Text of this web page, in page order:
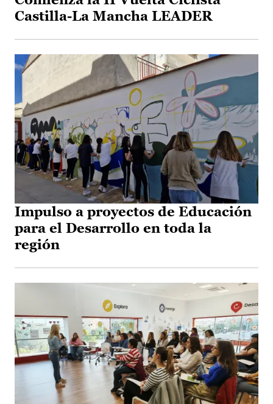
Castilla-La Mancha LEADER
Impulso a proyectos de Educación
para el Desarrollo en toda la
región